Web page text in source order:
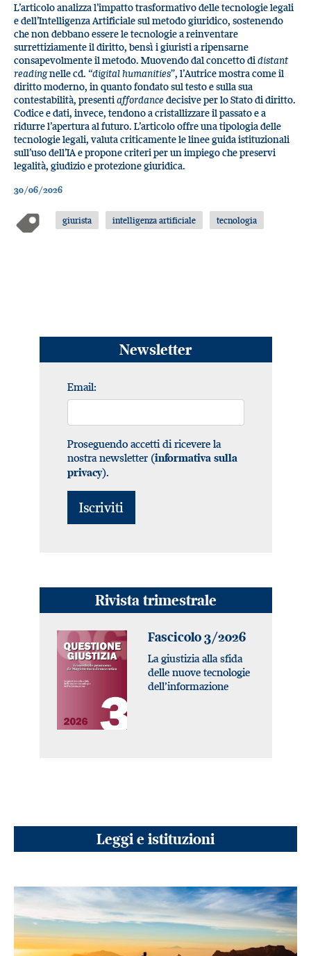
L’articolo analizza l’impatto trasformativo delle tecnologie legali
e dell’Intelligenza Artificiale sul metodo giuridico, sostenendo
che non debbano essere le tecnologie a reinventare
surrettiziamente il diritto, bensì i giuristi a ripensarne
consapevolmente il metodo. Muovendo dal concetto didistant
readingnelle cd. “digital humanities”, l’Autrice mostra come il
diritto moderno, in quanto fondato sul testo e sulla sua
contestabilità, presentiaffordancedecisive per lo Stato di diritto.
Codice e dati, invece, tendono a cristallizzare il passato e a
ridurre l’apertura al futuro. L’articolo offre una tipologia delle
tecnologie legali, valuta criticamente le linee guida istituzionali
sull’uso dell’IA e propone criteri per un impiego che preservi
legalità, giudizio e protezione giuridica.
30/06/2026
giurista intelligenza artificiale tecnologia
Newsletter
Email:
Proseguendo accetti di ricevere la
nostra newsletter (informativa sulla
privacy).
Rivista trimestrale
Fascicolo 3/2026
La giustizia alla sfida
delle nuove tecnologie
dell’informazione
Leggi e istituzioni